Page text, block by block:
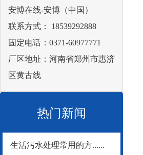
安博在线-安博（中国）
联系方式： 18539292888
固定电话：0371-60977771
厂区地址：河南省郑州市惠济
区黄古线
热门新闻
生活污水处理常用的方......